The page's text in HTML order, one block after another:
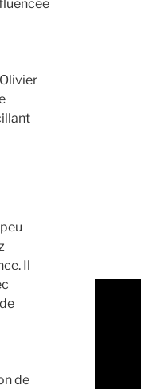
Il
de